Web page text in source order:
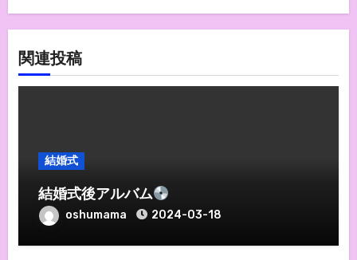
ン
関連投稿
結婚式
結婚式後アルバム
oshumama 2024-03-18